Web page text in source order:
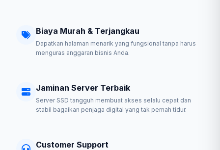
Biaya Murah & Terjangkau
Dapatkan halaman menarik yang fungsional tanpa harus
menguras anggaran bisnis Anda.
Jaminan Server Terbaik
Server SSD tangguh membuat akses selalu cepat dan
stabil bagaikan penjaga digital yang tak pernah tidur.
Customer Support